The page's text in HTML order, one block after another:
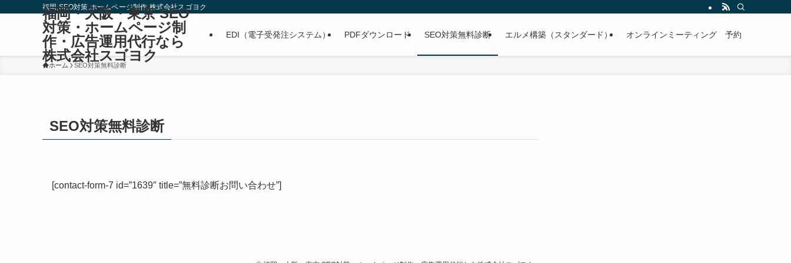
福岡,SEO対策,ホームページ制作,株式会社スゴヨク
福岡・大阪・東京 SEO
対策・ホームページ制
作・広告運用代行なら
株式会社スゴヨク
EDI（電子受発注システム） PDFダウンロード SEO対策無料診断 エルメ構築（スタンダード） オンラインミーティング 予約
ホーム SEO対策無料診断
SEO対策無料診断
[contact-form-7 id=”1639″ title=”無料診断お問い合わせ”]